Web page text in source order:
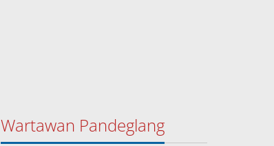
Wartawan Pandeglang